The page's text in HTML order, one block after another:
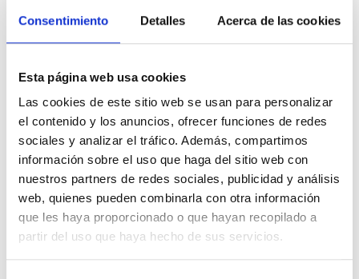
Consentimiento Detalles Acerca de las cookies
Esta página web usa cookies
Las cookies de este sitio web se usan para personalizar
el contenido y los anuncios, ofrecer funciones de redes
sociales y analizar el tráfico. Además, compartimos
información sobre el uso que haga del sitio web con
nuestros partners de redes sociales, publicidad y análisis
web, quienes pueden combinarla con otra información
que les haya proporcionado o que hayan recopilado a
partir del uso que haya hecho de sus servicios.
Hyundai Kona